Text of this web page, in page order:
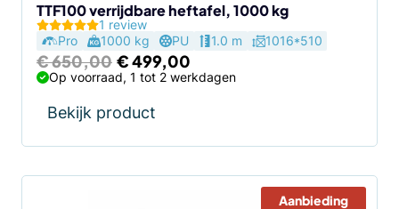
TTF100 verrijdbare heftafel, 1000 kg
1 review
Pro
1000 kg PU 1.0 m 1016*510
€650,00 Oorspronkelijke
prijs
was:
€ 650,00.
€499,00
prijs
Op voorraad, 1 tot 2 werkdagen
Bekijk product
Aanbieding